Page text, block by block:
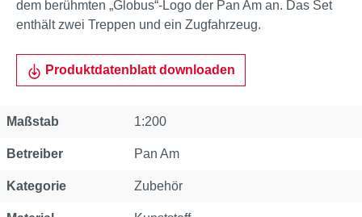
dem berühmten „Globus“-Logo der Pan Am an. Das Set
enthält zwei Treppen und ein Zugfahrzeug.
Produktdatenblatt downloaden
Eigenschaft
Maßstab 1:200
Betreiber Pan Am
Kategorie Zubehör